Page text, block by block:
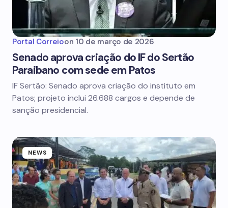
Portal Correioon 10 de março de 2026
Senado aprova criação do IF do Sertão
Paraibano com sede em Patos
IF Sertão: Senado aprova criação do instituto em
Patos; projeto inclui 26.688 cargos e depende de
sanção presidencial.
NEWS